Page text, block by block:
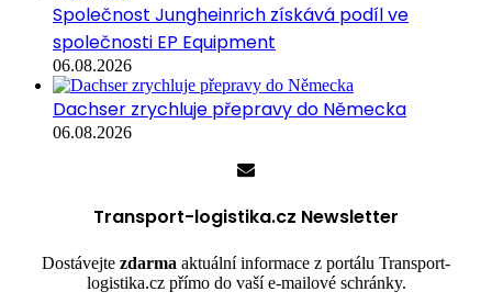
Společnost Jungheinrich získává podíl ve
společnosti EP Equipment
06.08.2026
Dachser zrychluje přepravy do Německa
06.08.2026
Transport-logistika.cz Newsletter
Dostávejte zdarma aktuální informace z portálu Transport-
logistika.cz přímo do vaší e-mailové schránky.